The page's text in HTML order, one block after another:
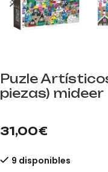
Puzle
piezas) mideer
31,00€
9 disponibles